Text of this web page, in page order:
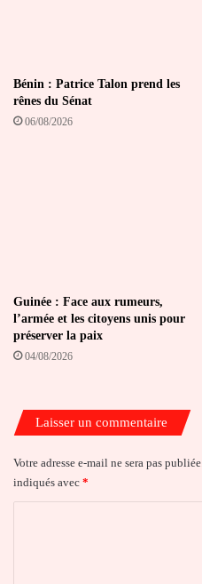
Bénin : Patrice Talon prend les
rênes du Sénat
06/08/2026
Guinée : Face aux rumeurs,
l’armée et les citoyens unis pour
préserver la paix
04/08/2026
Laisser un commentaire
Votre adresse e-mail ne sera pas publiée.
indiqués avec *